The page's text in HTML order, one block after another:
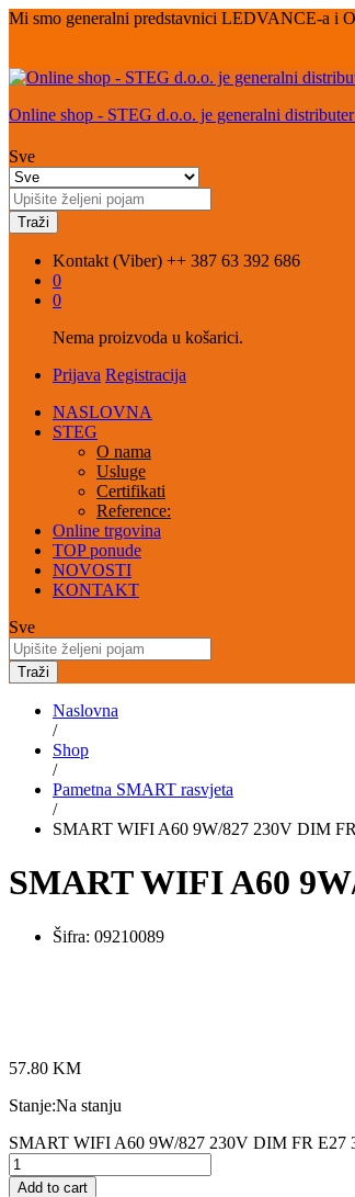
Mi smo generalni predstavnici LEDVANCE-a i
Online shop - STEG d.o.o. je generalni
Sve
Traži
Kontakt (Viber) ++ 387 63 392 686
0
0
Nema proizvoda u košarici.
Prijava Registracija
NASLOVNA
STEG
O nama
Usluge
Certifikati
Reference:
Online trgovina
TOP ponude
NOVOSTI
KONTAKT
Sve
Traži
Naslovna
/
Shop
/
Pametna SMART rasvjeta
/
SMART WIFI A60 9W/827 230V DIM
SMART WIFI A60
Šifra: 09210089
57.80 KM
Stanje:Na stanju
SMART WIFI A60 9W/827 230V DIM FR E27
Add to cart